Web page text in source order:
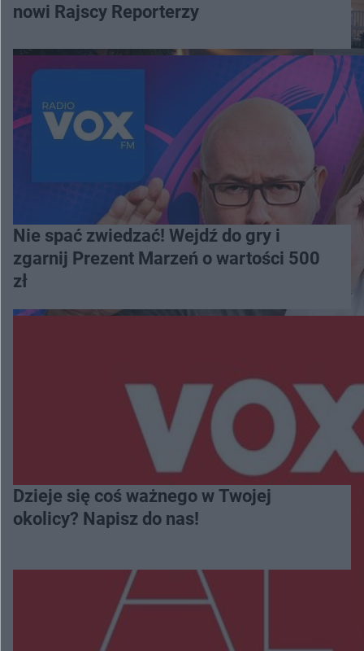
nowi Rajscy Reporterzy
Nie spać zwiedzać! Wejdź do gry i
zgarnij Prezent Marzeń o wartości 500
zł
Dzieje się coś ważnego w Twojej
okolicy? Napisz do nas!
Więcej